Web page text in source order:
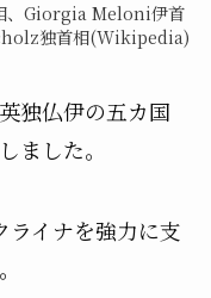
、Giorgia Meloni伊首
独首相(Wikipedia)
独仏伊の五カ国
ました。
イナを強力に支